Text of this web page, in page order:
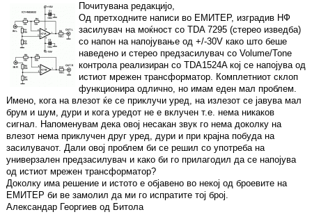
Почитувана редакцијо,
Од претходните написи во ЕМИТЕР, изградив НФ
засилувач на моќност со TDA 7295 (стерео изведба)
со напон на напојување од +/-30V како што беше
наведено и стерео предзасилувач со Volume/Tone
контрола реализиран со TDA1524A кој се напојува од
истиот мрежен трансформатор. Комплетниот склоп
функционира одлично, но имам еден мал проблем.
Имено, кога на влезот ќе се приклучи уред, на излезот се јавува мал
брум и шум, дури и кога уредот не е вклучен т.е. нема никаков
сигнал. Напоменувам дека овој несакан звук го нема доколку на
влезот нема приклучен друг уред, дури и при крајна побуда на
засилувачот. Дали овој проблем би се решил со употреба на
универзален предзасилувач и како би го прилагодил да се напојува
од истиот мрежен трансформатор?
Доколку има решение и истото е објавено во некој од броевите на
ЕМИТЕР би ве замолил да ми го испратите тој број.
Александар Георгиев од Битола